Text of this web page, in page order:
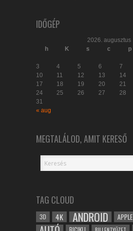
IDŐGÉP
2026. augusztus
h
K s c p
3
4 5 6 7
10
11 12 13 14
17
18 19 20 21
24
25 26 27 28
31
« aug
MEGTALÁLOD, AMIT KERESŐ
TAG CLOUD
3D 4K ANDROID APPLE